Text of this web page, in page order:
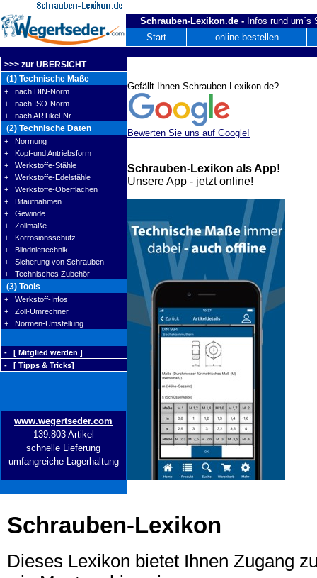
Schrauben-Lexikon.de - Infos rund um´s
Start
online bestellen
>>> zur ÜBERSICHT
(1) Technische Maße
+ nach DIN-Norm
+ nach ISO-Norm
+ nach ARTikel-Nr.
(2) Technische Daten
+ Normung
+ Kopf-und Antriebsform
+ Werkstoffe-Stähle
+ Werkstoffe-Edelstähle
+ Werkstoffe-Oberflächen
+ Bitaufnahmen
+ Gewinde
+ Zollmaße
+ Korrosionsschutz
+ Blindniettechnik
+ Sicherung von Schrauben
+ Technisches Zubehör
(3) Tools
+ Werkstoff-Infos
+ Zoll-Umrechner
+ Normen-Umstellung
- [ Mitglied werden ]
- [ Tipps & Tricks]
www.wegertseder.com
139.803 Artikel
schnelle Lieferung
umfangreiche Lagerhaltung
Schrauben-Lexikon
Dieses Lexikon bietet Ihnen Zugang
Gefällt Ihnen Schrauben-Lexikon.de?
Bewerten Sie uns auf Google!
Schrauben-Lexikon als App!
Unsere App - jetzt online!